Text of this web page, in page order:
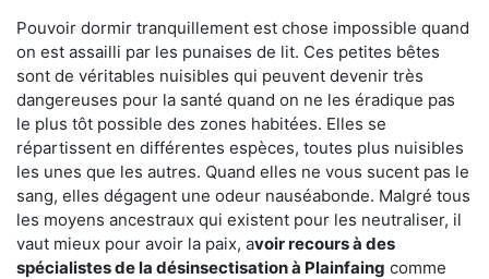
Pouvoir dormir tranquillement est chose impossible quand
on est assailli par les punaises de lit. Ces petites bêtes
sont de véritables nuisibles qui peuvent devenir très
dangereuses pour la santé quand on ne les éradique pas
le plus tôt possible des zones habitées. Elles se
répartissent en différentes espèces, toutes plus nuisibles
les unes que les autres. Quand elles ne vous sucent pas le
sang, elles dégagent une odeur nauséabonde. Malgré tous
les moyens ancestraux qui existent pour les neutraliser, il
vaut mieux pour avoir la paix, avoir recours à des
spécialistes de la désinsectisation à Plainfaing comme